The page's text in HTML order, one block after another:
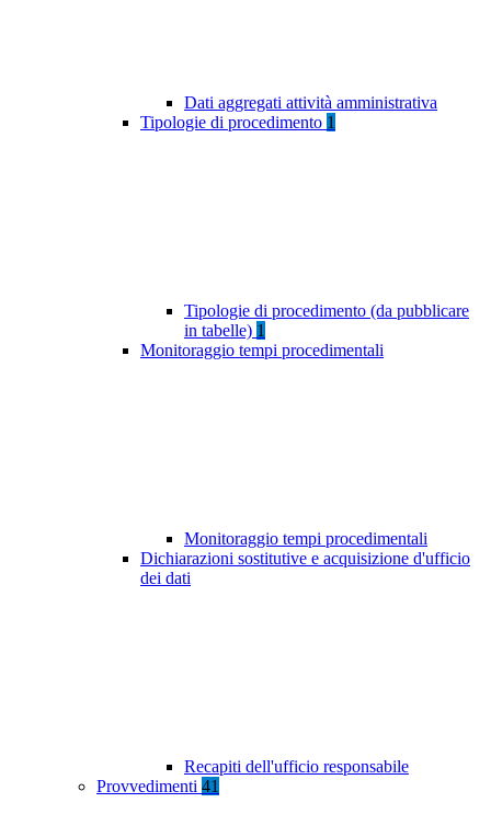
Dati aggregati attività amministrativa
Tipologie di procedimento 1
Tipologie di procedimento (da pubblicare
in tabelle) 1
Monitoraggio tempi procedimentali
Monitoraggio tempi procedimentali
Dichiarazioni sostitutive e acquisizione d'ufficio
dei dati
Recapiti dell'ufficio responsabile
Provvedimenti 41